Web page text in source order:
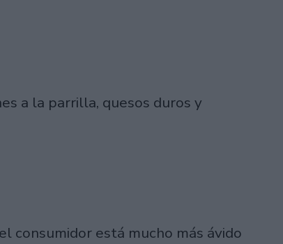
a la parrilla, quesos duros y
consumidor está mucho más ávido